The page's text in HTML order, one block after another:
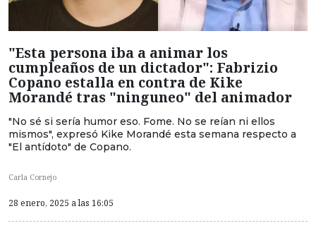
"Esta persona iba a animar los
cumpleaños de un dictador": Fabrizio
Copano estalla en contra de Kike
Morandé tras "ninguneo" del animador
"No sé si sería humor eso. Fome. No se reían ni ellos
mismos", expresó Kike Morandé esta semana respecto a
"El antídoto" de Copano.
Carla Cornejo
28 enero, 2025 a las 16:05